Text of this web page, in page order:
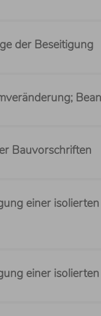
der Beseitigung
Bauvorschriften
einer
einer